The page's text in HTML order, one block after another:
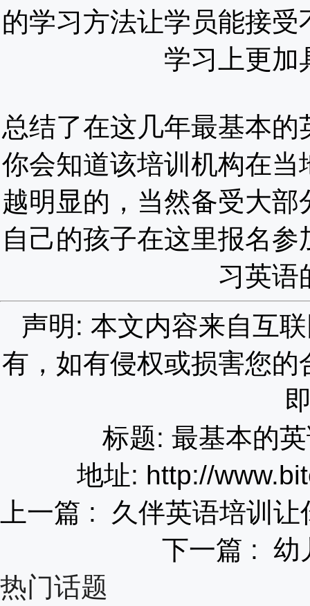
的学习方法让学员能接
学习上更加
总结了在这几年最基本
你会知道该培训机构在
越明显的，当然备受大
自己的孩子在这里报名
习英语
声明: 本文内容来自互
有，如有侵权或损害您
标题: 最基本的
地址: http://
上一篇 : 久伴英语培训
下一篇 : 幼
热门话题